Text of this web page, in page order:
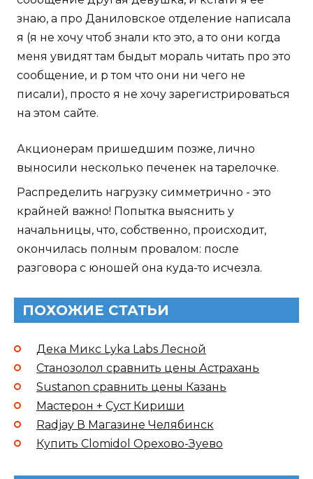
знаю, а про Даниловское отделение написала
я (я не хочу чтоб знали кто это, а то они когда
меня увидят там быдыт мораль читать про это
сообщение, и р том что они ни чего не
писали), просто я не хочу зарегистрироваться
на этом сайте.
Акционерам пришедшим позже, лично
выносили несколько печенек на тарелочке.
Распределить нагрузку симметрично - это
крайней важно! Попытка выяснить у
начальницы, что, собственно, происходит,
окончилась полным провалом: после
разговора с юношей она куда-то исчезла.
ПОХОЖИЕ СТАТЬИ
Дека Микс Lyka Labs Лесной
Станозолол сравнить цены Астрахань
Sustanon сравнить цены Казань
Мастерон + Суст Кириши
Radjay В Магазине Челябинск
Купить Clomidol Орехово-Зуево